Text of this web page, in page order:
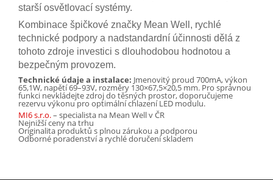
starší osvětlovací systémy.
Kombinace špičkové značky Mean Well, rychlé
technické podpory a nadstandardní účinnosti dělá z
tohoto zdroje investici s dlouhodobou hodnotou a
bezpečným provozem.
Technické údaje a instalace: Jmenovitý proud 700mA, výkon
65,1W, napětí 69–93V, rozměry 130×67,5×20,5 mm. Pro správnou
funkci nevkládejte zdroj do těsných prostor, doporučujeme
rezervu výkonu pro optimální chlazení LED modulu.
MI6 s.r.o.– specialista na Mean Well v ČR
Nejnižší ceny na trhu
Originalita produktů s plnou zárukou a podporou
Odborné poradenství a rychlé doručení skladem